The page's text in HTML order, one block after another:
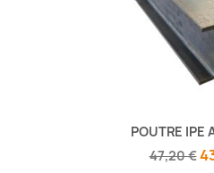
POUTRE IPE
47,20 €